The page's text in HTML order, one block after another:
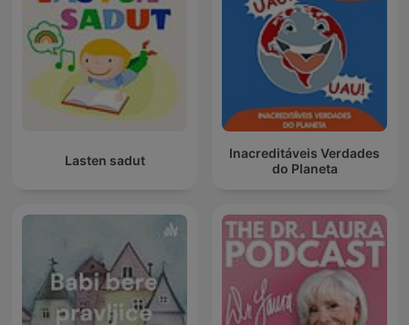
Lasten sadut
Inacreditáveis Verdades
do Planeta